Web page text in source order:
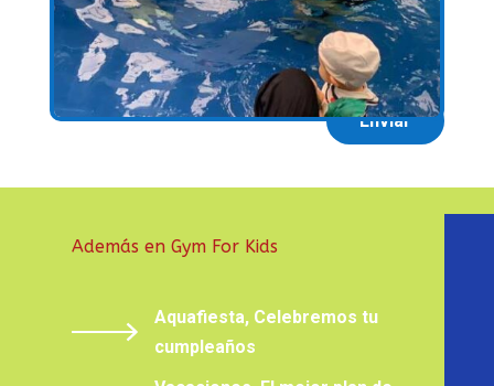
Enviar
Además en Gym For Kids
Aquafiesta, Celebremos tu
cumpleaños